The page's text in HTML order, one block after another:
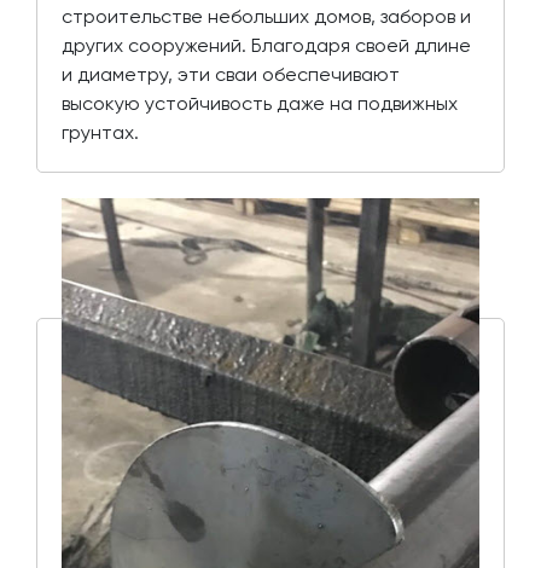
строительстве небольших домов, заборов и
других сооружений. Благодаря своей длине
и диаметру, эти сваи обеспечивают
высокую устойчивость даже на подвижных
грунтах.